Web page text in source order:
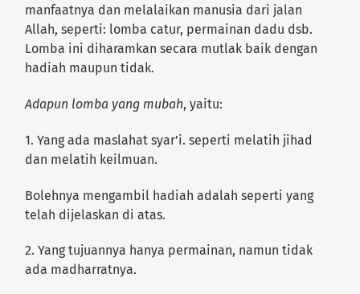
manfaatnya dan melalaikan manusia dari jalan
Allah, seperti: lomba catur, permainan dadu dsb.
Lomba ini diharamkan secara mutlak baik dengan
hadiah maupun tidak.
Adapun lomba yang mubah, yaitu:
1. Yang ada maslahat syar’i. seperti melatih jihad
dan melatih keilmuan.
Bolehnya mengambil hadiah adalah seperti yang
telah dijelaskan di atas.
2. Yang tujuannya hanya permainan, namun tidak
ada madharratnya.